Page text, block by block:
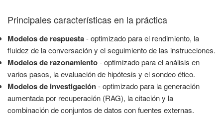
Principales características en la práctica
Modelos de respuesta- optimizado para el rendimiento, la
fluidez de la conversación y el seguimiento de las instrucciones.
Modelos de razonamiento- optimizado para el análisis en
varios pasos, la evaluación de hipótesis y el sondeo ético.
Modelos de investigación- optimizado para la generación
aumentada por recuperación (RAG), la citación y la
combinación de conjuntos de datos con fuentes externas.